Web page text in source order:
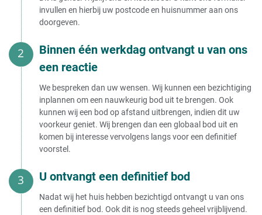
invullen en hierbij uw postcode en huisnummer aan ons
doorgeven.
Binnen één werkdag ontvangt u van ons
een reactie
We bespreken dan uw wensen. Wij kunnen een bezichtiging
inplannen om een nauwkeurig bod uit te brengen. Ook
kunnen wij een bod op afstand uitbrengen, indien dit uw
voorkeur geniet. Wij brengen dan een globaal bod uit en
komen bij interesse vervolgens langs voor een definitief
voorstel.
U ontvangt een definitief bod
Nadat wij het huis hebben bezichtigd ontvangt u van ons
een definitief bod. Ook dit is nog steeds geheel vrijblijvend.